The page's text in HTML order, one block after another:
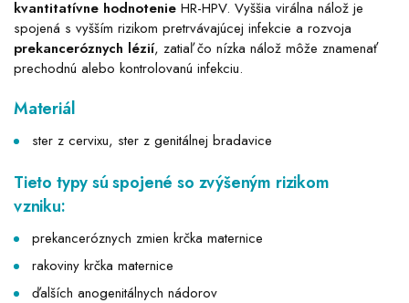
kvantitatívne hodnotenie HR-HPV. Vyššia virálna nálož je
spojená s vyšším rizikom pretrvávajúcej infekcie a rozvoja
prekanceróznych lézií, zatiaľ čo nízka nálož môže znamenať
prechodnú alebo kontrolovanú infekciu.
Materiál
ster z cervixu, ster z genitálnej bradavice
Tieto typy sú spojené so zvýšeným rizikom
vzniku:
prekanceróznych zmien krčka maternice
rakoviny krčka maternice
ďalších anogenitálnych nádorov